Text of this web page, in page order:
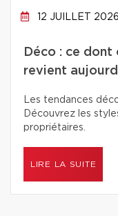
12 JUILLET 2026
Déco : ce
revient
Les tendances
Découvrez les
propriétaires.
LIRE LA SUITE